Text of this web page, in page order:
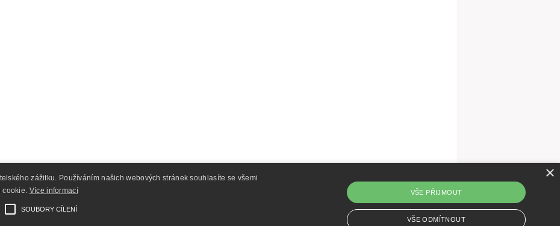
×
zážitku. Používáním našich webových stránek souhlasíte se všemi
cookie. Více informací
SOUBORY CÍLENÍ
VŠE PŘIJMOUT
VŠE ODMÍTNOUT